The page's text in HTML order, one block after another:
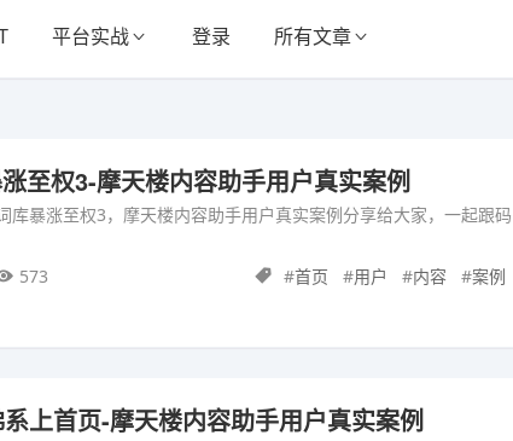
平台实战 登录 所有文章
至权3-摩天楼内容助手用户真实案例
暴涨至权3，摩天楼内容助手用户真实案例分享给大家，一起跟码
573 #首页 #用户 #内容 #案例
上首页-摩天楼内容助手用户真实案例